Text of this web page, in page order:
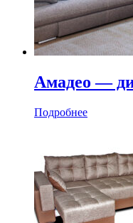
Амадео —
Подробнее